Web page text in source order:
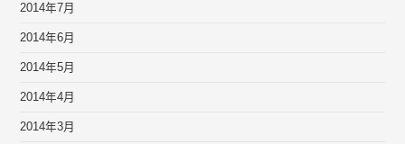
2014年7月
2014年6月
2014年5月
2014年4月
2014年3月